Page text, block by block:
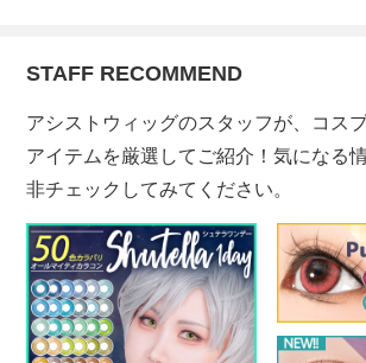
STAFF RECOMMEND
アシストウィッグのスタッフが、コス
アイテムを厳選してご紹介！気になる
非チェックしてみてください。